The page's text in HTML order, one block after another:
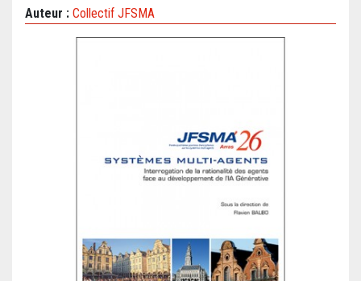
Auteur : Collectif JFSMA